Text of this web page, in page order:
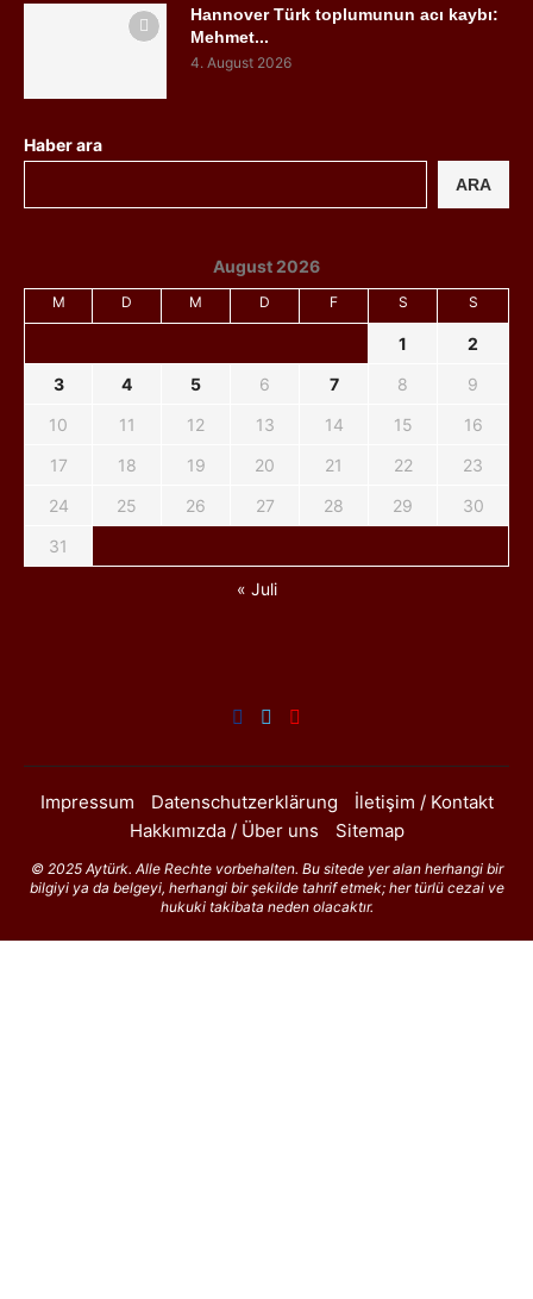
Hannover Türk toplumunun acı kaybı:
Mehmet...
4. August 2026
Haber ara
ARA
August 2026
M D M D F S S
1
2
3
4 5 6 7 8
9
10
11 12 13 14 15
16
17
18 19 20 21 22
23
24
25 26 27 28 29
30
31
« Juli
Impressum Datenschutzerklärung
İletişim / Kontakt
Hakkımızda / Über uns
Sitemap
© 2025 Aytürk. Alle Rechte vorbehalten. Bu sitede yer alan herhangi bir
bilgiyi ya da belgeyi, herhangi bir şekilde tahrif etmek; her türlü cezai ve
hukuki takibata neden olacaktır.